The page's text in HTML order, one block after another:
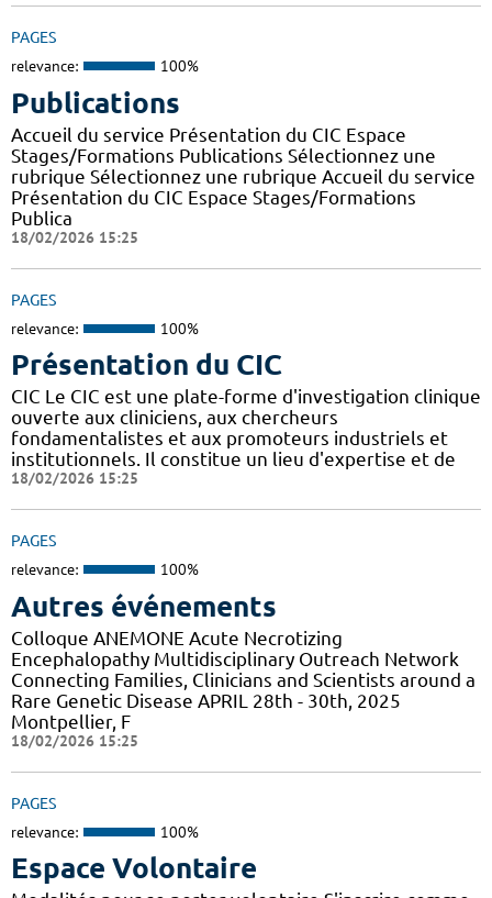
PAGES
relevance: 100%
Publications
Accueil du service Présentation du CIC Espace
Stages/Formations Publications Sélectionnez une
rubrique Sélectionnez une rubrique Accueil du service
Présentation du CIC Espace Stages/Formations
Publica
18/02/2026 15:25
PAGES
relevance: 100%
Présentation du CIC
CIC Le CIC est une plate-forme d'investigation clinique
ouverte aux cliniciens, aux chercheurs
fondamentalistes et aux promoteurs industriels et
institutionnels. Il constitue un lieu d'expertise et de
18/02/2026 15:25
PAGES
relevance: 100%
Autres événements
Colloque ANEMONE Acute Necrotizing
Encephalopathy Multidisciplinary Outreach Network
Connecting Families, Clinicians and Scientists around a
Rare Genetic Disease APRIL 28th - 30th, 2025
Montpellier, F
18/02/2026 15:25
PAGES
relevance: 100%
Espace Volontaire